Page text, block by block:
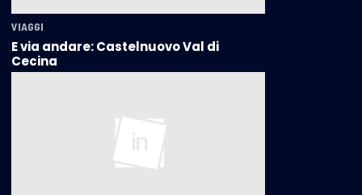
VIAGGI
E via andare: Castelnuovo Val di
Cecina